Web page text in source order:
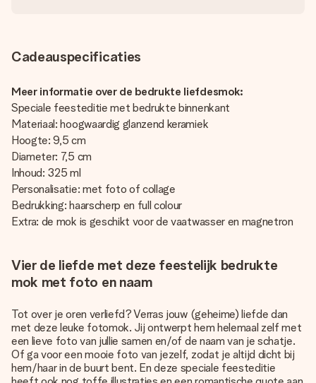
Cadeauspecificaties
Meer informatie over de bedrukte liefdesmok:
Speciale feesteditie met bedrukte binnenkant
Materiaal: hoogwaardig glanzend keramiek
Hoogte: 9,5 cm
Diameter: 7,5 cm
Inhoud: 325 ml
Personalisatie: met foto of collage
Bedrukking: haarscherp en full colour
Extra: de mok is geschikt voor de vaatwasser en magnetron
Vier de liefde met deze feestelijk bedrukte
mok met foto en naam
Tot over je oren verliefd? Verras jouw (geheime) liefde dan
met deze leuke fotomok. Jij ontwerpt hem helemaal zelf met
een lieve foto van jullie samen en/of de naam van je schatje.
Of ga voor een mooie foto van jezelf, zodat je altijd dicht bij
hem/haar in de buurt bent. En deze speciale feesteditie